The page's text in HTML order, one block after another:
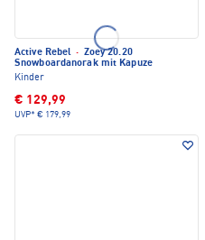
Active Rebel · Zoey 20.20
Snowboardanorak mit Kapuze
Kinder
€ 129,99
UVP* € 179,99